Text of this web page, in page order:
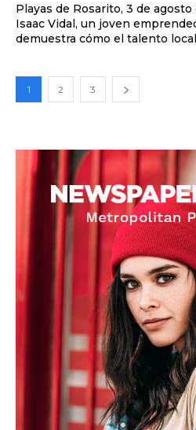
Playas de Rosarito, 3 de
Isaac Vidal, un joven
demuestra cómo el talento
1 2 3